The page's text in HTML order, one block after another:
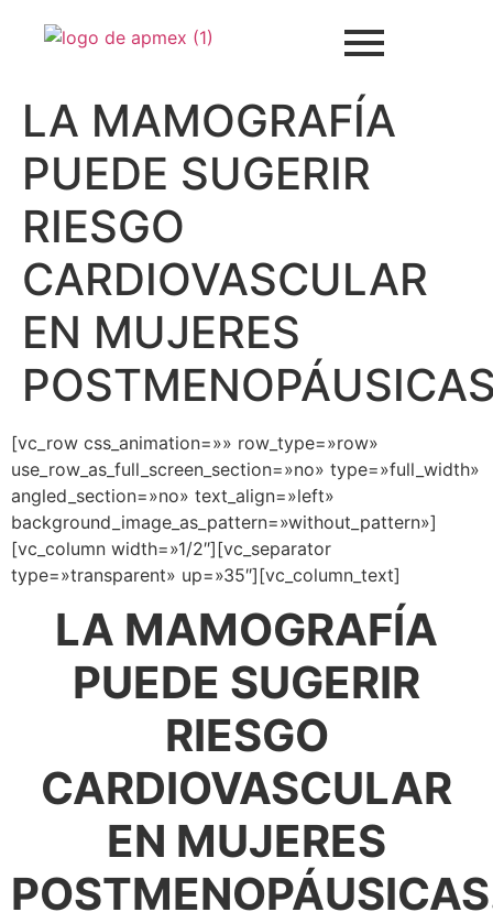
LA MAMOGRAFÍA
PUEDE SUGERIR
RIESGO
CARDIOVASCULAR
EN MUJERES
[vc_row css_animation=»» row_type=»row»
use_row_as_full_screen_section=»no» type=»full_width»
angled_section=»no» text_align=»left»
background_image_as_pattern=»without_pattern»]
[vc_column width=»1/2″][vc_separator
type=»transparent» up=»35″][vc_column_text]
LA MAMOGRAFÍA
PUEDE SUGERIR
RIESGO
CARDIOVASCULAR
EN MUJERES